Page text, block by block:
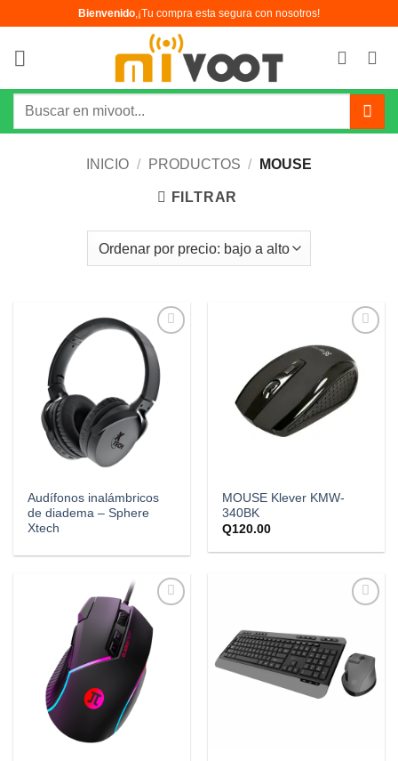
Bienvenido ,¡Tu compra esta segura con nosotros!
INICIO / PRODUCTOS / MOUSE
FILTRAR
Añadir
a la
lista de
deseos
Audífonos inalámbricos
de diadema – Sphere
Xtech
a la
lista de
deseos
MOUSE Klever KMW-
340BK
Q120.00
lista de
deseos
lista de
deseos